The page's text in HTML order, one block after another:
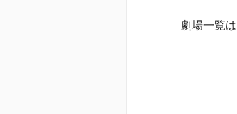
劇場一覧は